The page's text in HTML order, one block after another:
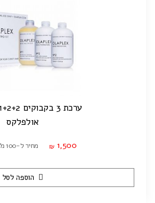
ערכת 3 בקבוקים 1+2+2 | 525 מ"ל
אולפלקס
₪ 1,500 מחיר ל-100 מ"ל: ₪285.71
הוספה לסל